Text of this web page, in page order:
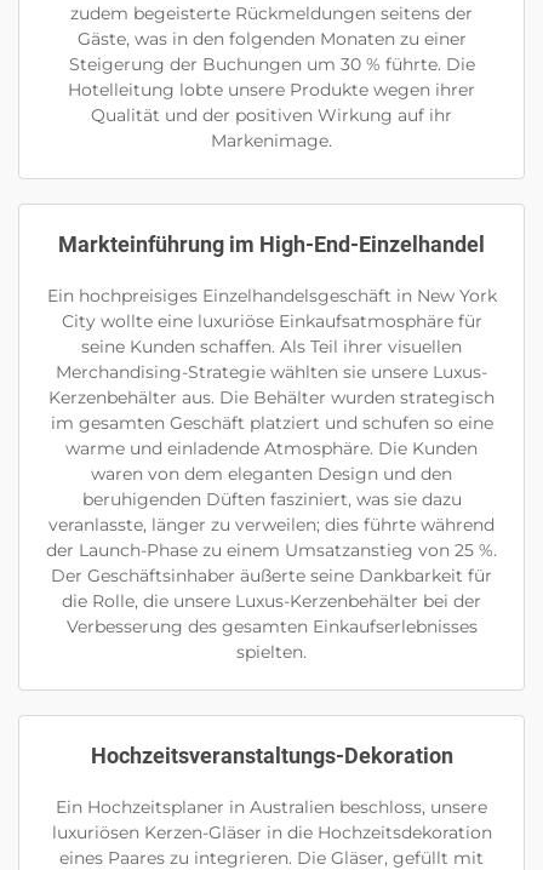
zudem begeisterte Rückmeldungen seitens der
Gäste, was in den folgenden Monaten zu einer
Steigerung der Buchungen um 30 % führte. Die
Hotelleitung lobte unsere Produkte wegen ihrer
Qualität und der positiven Wirkung auf ihr
Markenimage.
Markteinführung im High-End-Einzelhandel
Ein hochpreisiges Einzelhandelsgeschäft in New York
City wollte eine luxuriöse Einkaufsatmosphäre für
seine Kunden schaffen. Als Teil ihrer visuellen
Merchandising-Strategie wählten sie unsere Luxus-
Kerzenbehälter aus. Die Behälter wurden strategisch
im gesamten Geschäft platziert und schufen so eine
warme und einladende Atmosphäre. Die Kunden
waren von dem eleganten Design und den
beruhigenden Düften fasziniert, was sie dazu
veranlasste, länger zu verweilen; dies führte während
der Launch-Phase zu einem Umsatzanstieg von 25 %.
Der Geschäftsinhaber äußerte seine Dankbarkeit für
die Rolle, die unsere Luxus-Kerzenbehälter bei der
Verbesserung des gesamten Einkaufserlebnisses
spielten.
Hochzeitsveranstaltungs-Dekoration
Ein Hochzeitsplaner in Australien beschloss, unsere
luxuriösen Kerzen-Gläser in die Hochzeitsdekoration
eines Paares zu integrieren. Die Gläser, gefüllt mit